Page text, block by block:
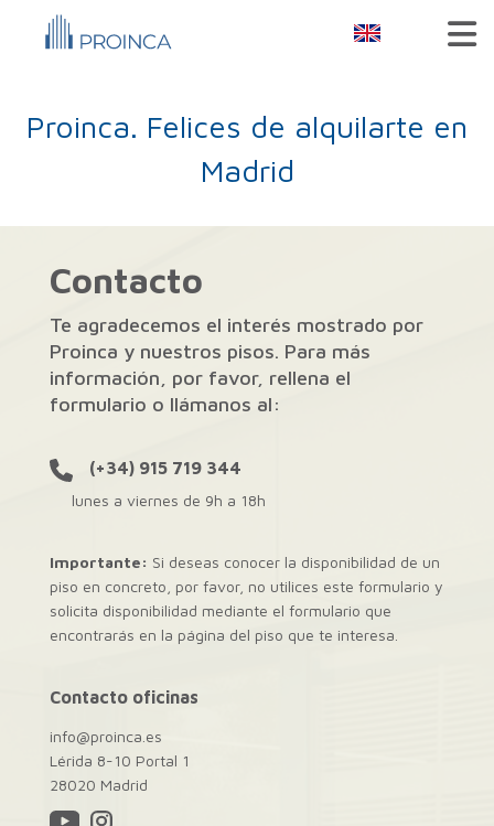
Proinca. Felices de alquilarte en
Madrid
Contacto
Te agradecemos el interés mostrado por
Proinca y nuestros pisos. Para más
información, por favor, rellena el
formulario o llámanos al:
(+34) 915 719 344
lunes a viernes de 9h a 18h
Importante: Si deseas conocer la disponibilidad de un
piso en concreto, por favor, no utilices este formulario y
solicita disponibilidad mediante el formulario que
encontrarás en la página del piso que te interesa.
Contacto oficinas
info@proinca.es
Lérida 8-10 Portal 1
28020 Madrid